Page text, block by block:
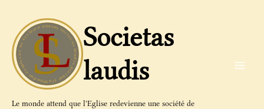
contenu
Societas
laudis
Le monde attend que l'Eglise redevienne une société de